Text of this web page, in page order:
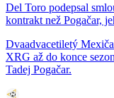
Del Toro podepsal
kontrakt než Pogačar,
Dvaadvacetiletý
XRG až do konce
Tadej Pogačar.